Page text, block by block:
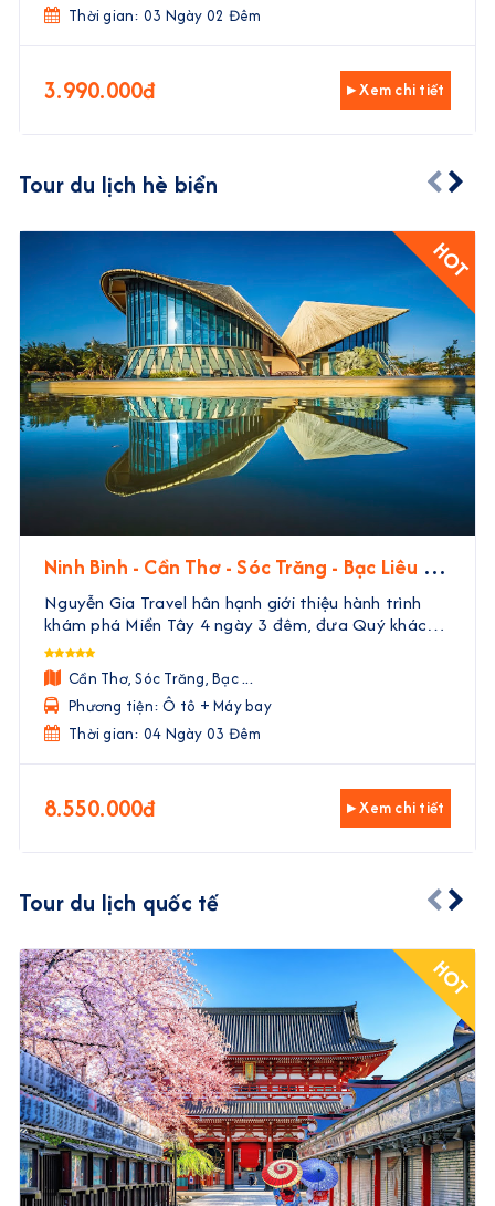
Thời gian: 03 Ngày 02 Đêm
3.990.000đ ▸ Xem chi tiết
Tour du lịch hè biển
HOT
Ninh Bình - Cần Thơ - Sóc Trăng - Bạc Liêu -
Cà Mau | 4 Ngày 3 Đêm
Nguyễn Gia Travel hân hạnh giới thiệu hành trình
khám phá Miền Tây 4 ngày 3 đêm, đưa Quý khách
đến với vẻ đẹp trù phú, văn hóa độc đáo và ẩm thực
phong phú của vùng đất phương Nam. Với sự kết
hợp hoà ...
Cần Thơ, Sóc Trăng, Bạc ...
Phương tiện: Ô tô + Máy bay
Thời gian: 04 Ngày 03 Đêm
8.550.000đ ▸ Xem chi tiết
Tour du lịch quốc tế
HOT